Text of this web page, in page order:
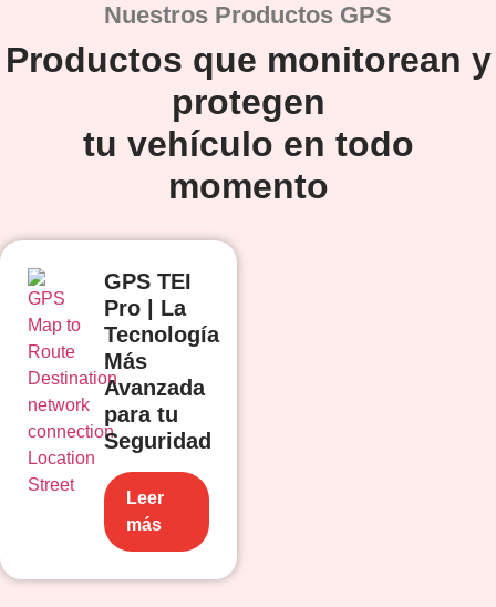
Nuestros Productos GPS
Productos que monitorean y
protegen
tu vehículo en todo
momento
GPS TEI
Pro | La
Tecnología
Más
Avanzada
para tu
Seguridad
Leer
más